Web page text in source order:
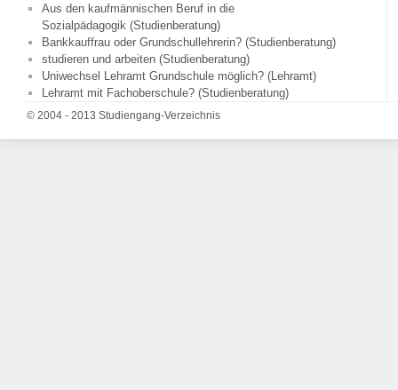
Aus den kaufmännischen Beruf in die
Sozialpädagogik (Studienberatung)
Bankkauffrau oder Grundschullehrerin? (Studienberatung)
studieren und arbeiten (Studienberatung)
Uniwechsel Lehramt Grundschule möglich? (Lehramt)
Lehramt mit Fachoberschule? (Studienberatung)
© 2004 - 2013 Studiengang-Verzeichnis